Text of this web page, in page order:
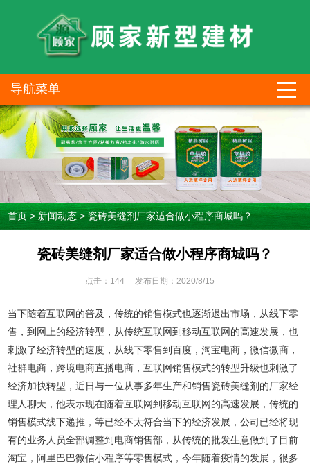
导航菜单
首页>新闻动态>瓷砖美缝剂厂家适合做小程序商城吗？
瓷砖美缝剂厂家适合做小程序商城吗？
点击： 144 发布日期：2020/8/15
当下随着互联网的普及，传统的销售模式也逐渐退出市场，从线下零
售，到网上的经济转型，从传统互联网到移动互联网的高速发展，也
刺激了经济转型的速度，从线下零售到百度，淘宝电商，微信微商，
社群电商，跨境电商直播电商，互联网销售模式的转型升级也刺激了
经济加快转型，近日与一位从事多年生产和销售瓷砖美缝剂的厂家经
理人聊天，他表示现在随着互联网到移动互联网的高速发展，传统的
销售模式线下递推，等已经不太符合当下的经济发展，公司已经将现
有的业务人员全部调整到电商销售部，从传统的批发生意做到了目前
淘宝，阿里巴巴微信小程序等零售模式，今年随着疫情的发展，很多